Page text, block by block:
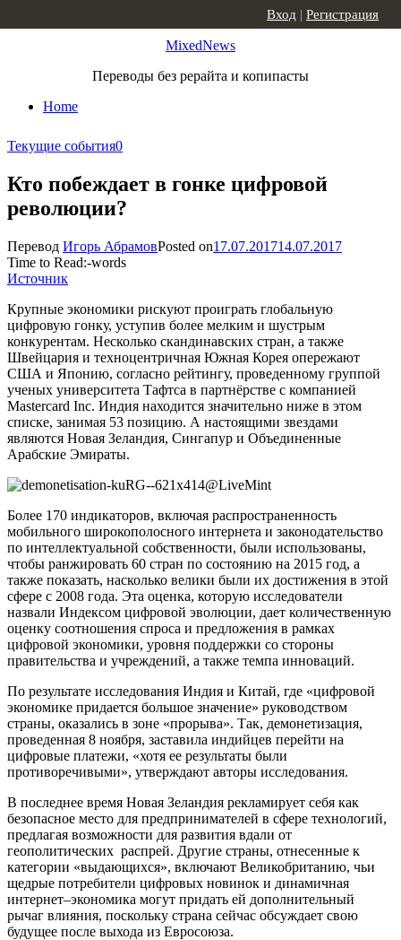
MixedNews
Переводы без рерайта и копипасты
Home
Вход | Регистрация
Текущие события0
Кто побеждает в гонке цифровой
революции?
Перевод Игорь АбрамовPosted on17.07.201714.07.2017
Time to Read:-words
Источник
Крупные экономики рискуют проиграть глобальную
цифровую гонку, уступив более мелким и шустрым
конкурентам. Несколько скандинавских стран, а также
Швейцария и техноцентричная Южная Корея опережают
США и Японию, согласно рейтингу, проведенному группой
ученых университета Тафтса в партнёрстве с компанией
Mastercard Inc. Индия находится значительно ниже в этом
списке, занимая 53 позицию. А настоящими звездами
являются Новая Зеландия, Сингапур и Объединенные
Арабские Эмираты.
Более 170 индикаторов, включая распространенность
мобильного широкополосного интернета и законодательство
по интеллектуальной собственности, были использованы,
чтобы ранжировать 60 стран по состоянию на 2015 год, а
также показать, насколько велики были их достижения в этой
сфере с 2008 года. Эта оценка, которую исследователи
назвали Индексом цифровой эволюции, дает количественную
оценку соотношения спроса и предложения в рамках
цифровой экономики, уровня поддержки со стороны
правительства и учреждений, а также темпа инноваций.
По результате исследования Индия и Китай, где «цифровой
экономике придается большое значение» руководством
страны, оказались в зоне «прорыва». Так, демонетизация,
проведенная 8 ноября, заставила индийцев перейти на
цифровые платежи, «хотя ее результаты были
противоречивыми», утверждают авторы исследования.
В последнее время Новая Зеландия рекламирует себя как
безопасное место для предпринимателей в сфере технологий,
предлагая возможности для развития вдали от
геополитических распрей. Другие страны, отнесенные к
категории «выдающихся», включают Великобританию, чьи
щедрые потребители цифровых новинок и динамичная
интернет–экономика могут придать ей дополнительный
рычаг влияния, поскольку страна сейчас обсуждает свою
будущее после выхода из Евросоюза.